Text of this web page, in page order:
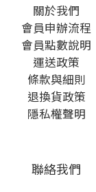
關於我們
會員申辦流程
會員點數說明
運送政策
條款與細則
退換貨政策
隱私權聲明
聯絡我們